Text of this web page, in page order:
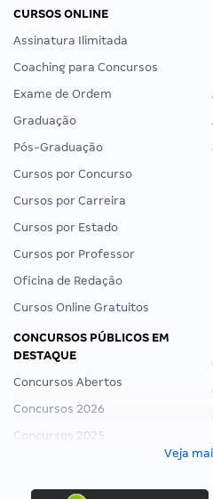
CURSOS ONLINE
Assinatura Ilimitada
Coaching para Concursos
Exame de Ordem
Graduação
Pós-Graduação
Cursos por Concurso
Cursos por Carreira
Cursos por Estado
Cursos por Professor
Oficina de Redação
Cursos Online Gratuitos
CONCURSOS PÚBLICOS EM
DESTAQUE
Concursos Abertos
Concursos 2026
Concursos 2025
Concurso Ibama
Veja